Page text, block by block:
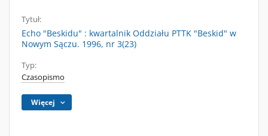
Tytuł:
Echo "Beskidu" : kwartalnik Oddziału PTTK "Beskid" w
Nowym Sączu. 1996, nr 3(23)
Typ:
Czasopismo
Więcej